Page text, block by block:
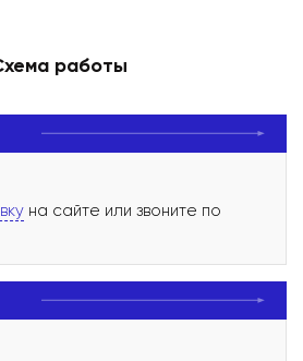
работы
на сайте или звоните по